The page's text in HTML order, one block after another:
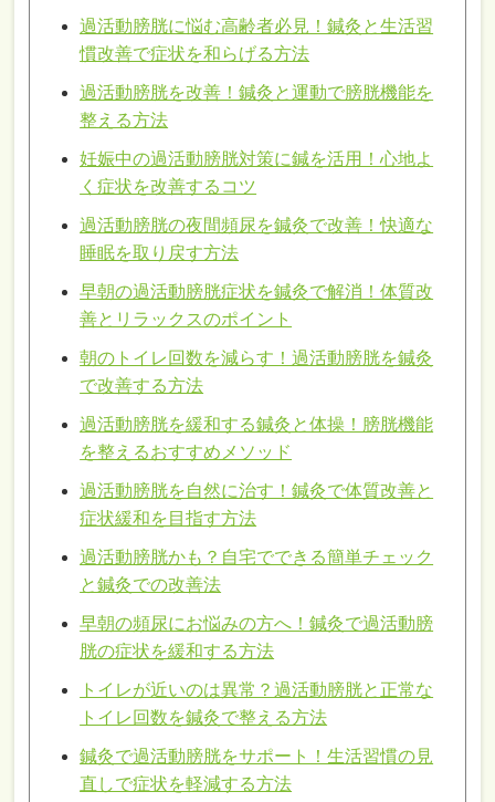
過活動膀胱に悩む高齢者必見！鍼灸と生活習
慣改善で症状を和らげる方法
過活動膀胱を改善！鍼灸と運動で膀胱機能を
整える方法
妊娠中の過活動膀胱対策に鍼を活用！心地よ
く症状を改善するコツ
過活動膀胱の夜間頻尿を鍼灸で改善！快適な
睡眠を取り戻す方法
早朝の過活動膀胱症状を鍼灸で解消！体質改
善とリラックスのポイント
朝のトイレ回数を減らす！過活動膀胱を鍼灸
で改善する方法
過活動膀胱を緩和する鍼灸と体操！膀胱機能
を整えるおすすめメソッド
過活動膀胱を自然に治す！鍼灸で体質改善と
症状緩和を目指す方法
過活動膀胱かも？自宅でできる簡単チェック
と鍼灸での改善法
早朝の頻尿にお悩みの方へ！鍼灸で過活動膀
胱の症状を緩和する方法
トイレが近いのは異常？過活動膀胱と正常な
トイレ回数を鍼灸で整える方法
鍼灸で過活動膀胱をサポート！生活習慣の見
直しで症状を軽減する方法